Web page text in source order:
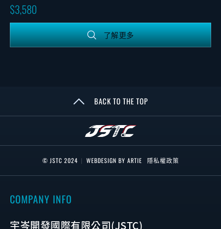
3,580
了解更多
BACK TO THE TOP
© JSTC 2024 | WEBDESIGN BY ARTIE 隱私權政策
COMPANY INFO
宇岑開發國際有限公司(JSTC)